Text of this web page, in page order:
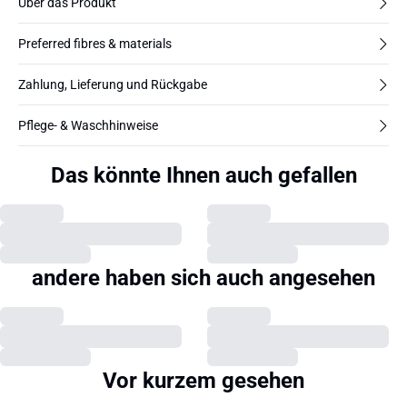
Preferred fibres & materials
Zahlung, Lieferung und Rückgabe
Pflege- & Waschhinweise
Das könnte Ihnen auch gefallen
andere haben sich auch angesehen
Vor kurzem gesehen